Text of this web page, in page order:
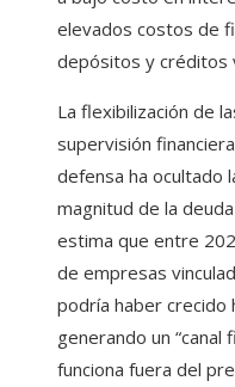
elevados costos de
depósitos y créditos
La flexibilización de
supervisión
defensa ha ocultado
magnitud de la
estima que entre
de empresas
podría haber crecido
generando un “canal
funciona fuera del